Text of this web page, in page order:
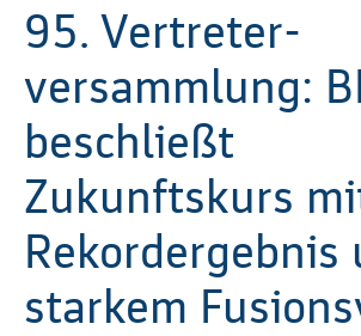
95. Vertreter­
versammlung:
beschließt
Zukunftskurs
Rekordergebnis
starkem